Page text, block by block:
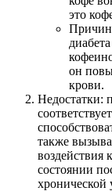
это
он
крови.
Недостатки:
также
воздействия
состоянии
хронической